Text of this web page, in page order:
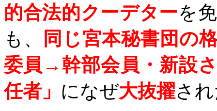
的合法的クーデターを
も、
同じ宮本秘書団の
委員→幹部会員・新設
任者」 になぜ大抜擢さ